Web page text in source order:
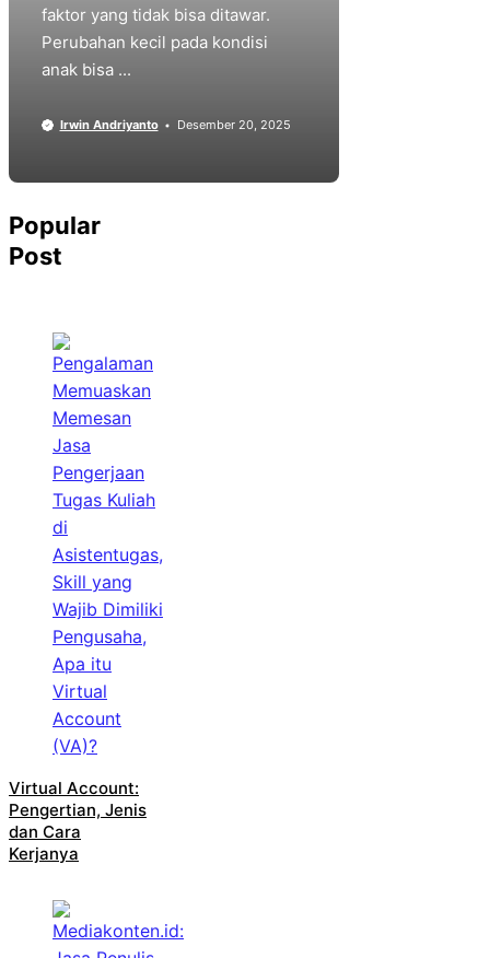
faktor yang tidak bisa ditawar.
Perubahan kecil pada kondisi
anak bisa ...
Irwin Andriyanto Desember 20, 2025
Popular
Post
Virtual Account:
Pengertian, Jenis
dan Cara
Kerjanya